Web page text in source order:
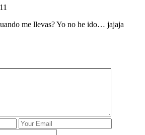
me llevas? Yo no he ido… jajaja